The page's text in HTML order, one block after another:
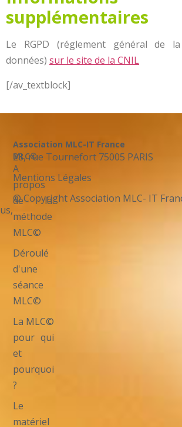
supplémentaires
Le RGPD (réglement général de
données) sur le site de la CNIL
[/av_textblock]
Association MLC-IT France
28, rue Tournefort 75005 PARIS
Mentions Légales
© Copyright Association MLC- IT
MLC©
A
propos
de la
méthode
MLC©
Déroulé
d'une
séance
MLC©
La MLC©
pour qui
et
pourquoi
?
Le
matériel